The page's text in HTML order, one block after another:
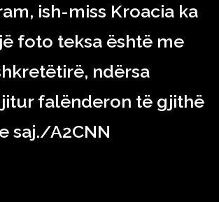
ish-miss Kroacia ka
foto teksa është me
ndërsa
falënderon të gjithë
saj./A2CNN